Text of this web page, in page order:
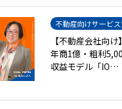
不動産向けサービ
【不動産会社向
年商1億・粗利
収益モデル「IO…